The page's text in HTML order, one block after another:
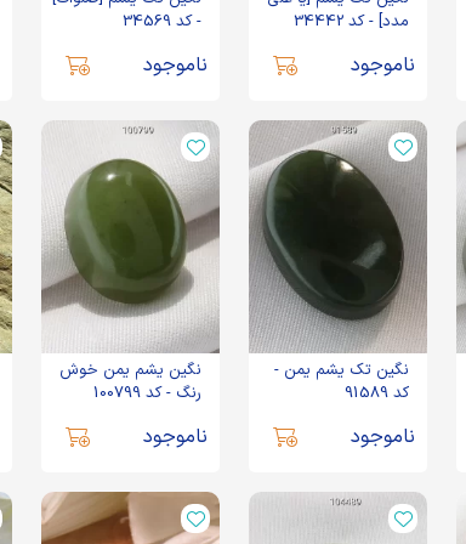
مدد] - کد 34442
ناموجود
- کد 34569
ناموجود
نگین تک یشم یمن -
کد 91589
ناموجود
نگین یشم یمن خوش
رنگ - کد 100799
ناموجود